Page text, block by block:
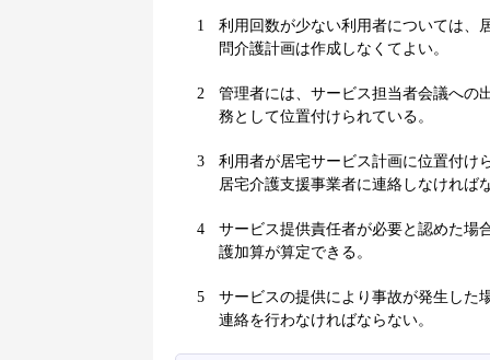
1
利用回数が少ない利用者については、
問介護計画は作成しなくてよい。
2
管理者には、サービス担当者会議への
務として位置付けられている。
3
利用者が居宅サービス計画に位置付け
居宅介護支援事業者に連絡しなければ
4
サービス提供責任者が必要と認めた場
護加算が算定できる。
5
サービスの提供により事故が発生した
連絡を行わなければならない。